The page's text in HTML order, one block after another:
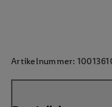
Artikelnummer: